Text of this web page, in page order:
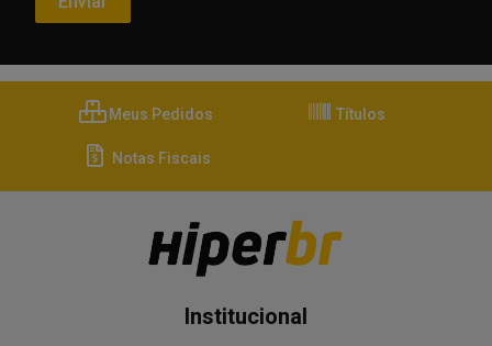
Meus Pedidos Títulos
Notas Fiscais
Institucional